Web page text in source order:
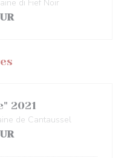
di Fief Noir
2021
de Cantaussel